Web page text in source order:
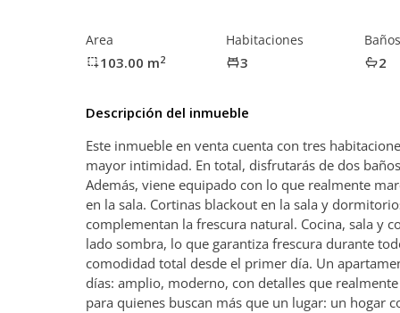
Area
103.00 m2
Habitaciones
3
Baños
2
Descripción del inmueble
Este inmueble en venta cuenta con tres
mayor intimidad. En total, disfrutarás de dos
Además, viene equipado con lo que realmente
en la sala. Cortinas blackout en la sala y
complementan la frescura natural. Cocina, sala y
lado sombra, lo que garantiza frescura durante
comodidad total desde el primer día. Un
días: amplio, moderno, con detalles que
para quienes buscan más que un lugar: un hogar